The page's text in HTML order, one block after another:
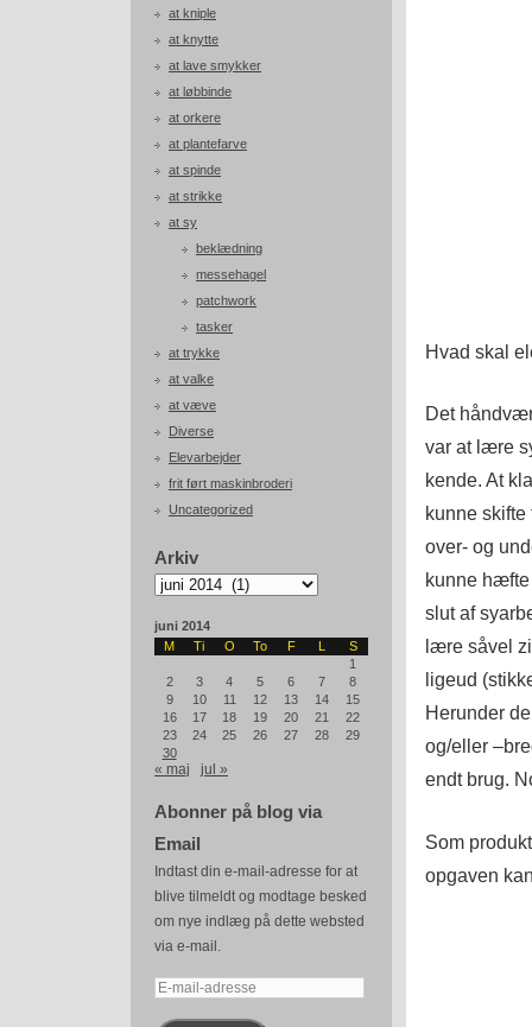
at kniple
at knytte
at lave smykker
at løbbinde
at orkere
at plantefarve
at spinde
at strikke
at sy
beklædning
messehagel
patchwork
tasker
at trykke
at valke
at væve
Diverse
Elevarbejder
frit ført maskinbroderi
Uncategorized
Arkiv
Arkiv
juni 2014
M
Ti O To F L
S
1
2
3 4 5 6 7
8
9
10 11 12 13 14
15
16
17 18 19 20 21
22
23
24 25 26 27 28
29
30
« maj jul »
Abonner på blog via
Email
Indtast din e-mail-adresse for at
blive tilmeldt og modtage besked
om nye indlæg på dette websted
via e-mail.
E-
Hvad skal
Det
var at lære
kende. At
kunne skifte
over- og
kunne hæfte
slut af
lære såvel
ligeud
Herunder
og/eller
endt brug.
Som
opgaven